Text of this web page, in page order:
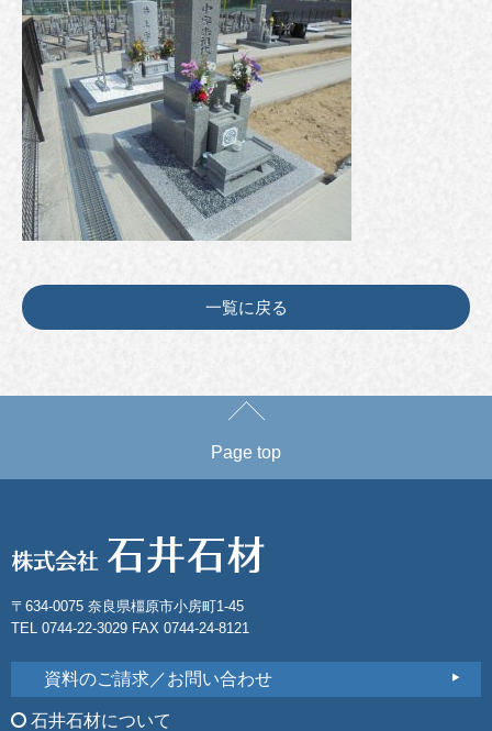
一覧に戻る
Page top
〒634-0075 奈良県橿原市小房町1-45
TEL 0744-22-3029 FAX 0744-24-8121
資料のご請求／お問い合わせ
石井石材について